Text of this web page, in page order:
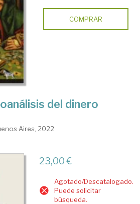
COMPRAR
del dinero
Aires, 2022
23,00 €
Agotado/Descatalogado.
Puede solicitar
búsqueda.